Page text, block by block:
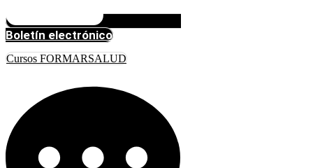
Boletín electrónico
Cursos FORMARSALUD